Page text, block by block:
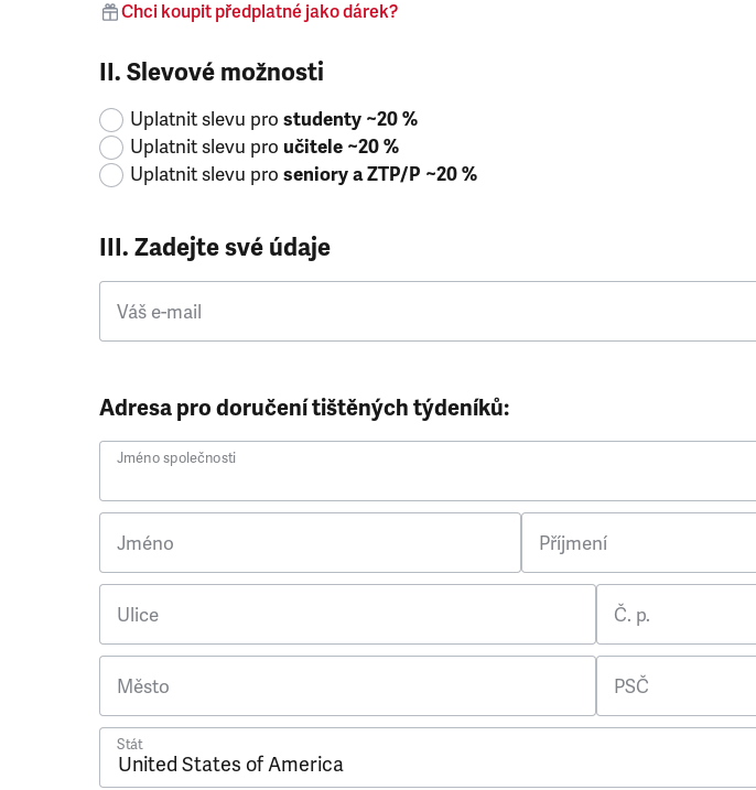
Chci koupit předplatné jako dárek?
II. Slevové možnosti
Uplatnit slevu pro studenty ~20 %
Uplatnit slevu pro učitele ~20 %
Uplatnit slevu pro seniory a ZTP/P ~20 %
III. Zadejte své údaje
Váš e-mail
Adresa pro doručení tištěných týdeníků:
Jméno společnosti
Jméno Příjmení
Ulice Č. p.
Město PSČ
Stát